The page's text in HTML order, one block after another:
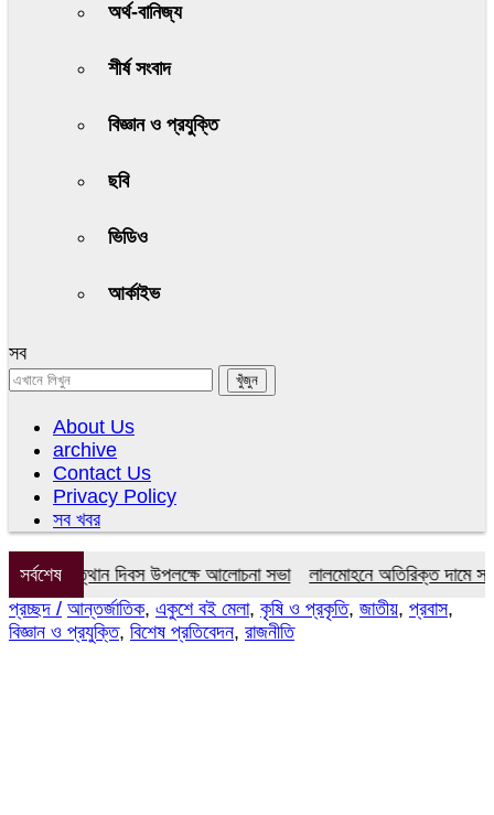
অর্থ-বানিজ্য
শীর্ষ সংবাদ
বিজ্ঞান ও প্রযুক্তি
ছবি
ভিডিও
আর্কাইভ
সব
About Us
archive
Contact Us
Privacy Policy
সব খবর
সর্বশেষ দিবস উপলক্ষে আলোচনা সভা
লালমোহনে অতিরিক্ত দামে সার
প্রচ্ছদ / আন্তর্জাতিক, একুশে বই মেলা, কৃষি ও প্রকৃতি, জাতীয়, প্রবাস,
বিজ্ঞান ও প্রযুক্তি, বিশেষ প্রতিবেদন, রাজনীতি